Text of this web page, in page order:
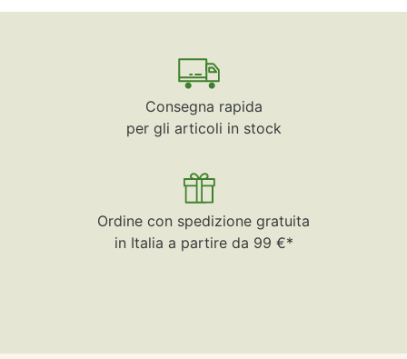
Consegna rapida
per gli articoli in stock
Ordine con spedizione gratuita
in Italia a partire da 99 €*